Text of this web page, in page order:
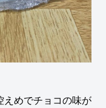
めでチョコの味が